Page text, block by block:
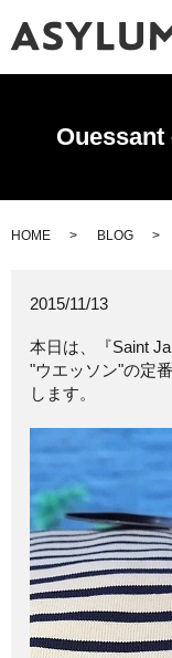
Ouessant
HOME BLOG
2015/11/13
本日は、『Saint
"ウエッソン"の定
します。